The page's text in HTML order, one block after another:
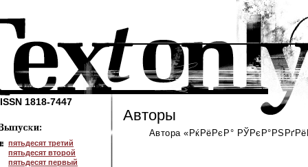
ISSN 1818-7447
пятьдесят третий
пятьдесят второй
пятьдесят первый
Авторы
Автора «РќРёРєР°